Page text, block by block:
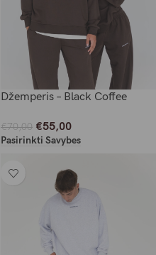
Džemperis – Black Coffee
€70,00 €55,00
Pasirinkti Savybes